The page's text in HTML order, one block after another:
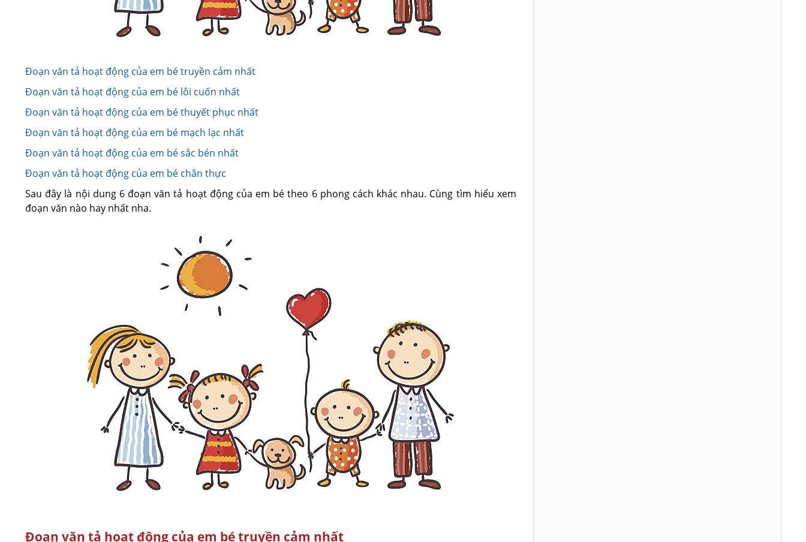
Đoạn văn tả hoạt động của em bé truyền cảm nhất
Đoạn văn tả hoạt động của em bé lôi cuốn nhất
Đoạn văn tả hoạt động của em bé thuyết phục nhất
Đoạn văn tả hoạt động của em bé mạch lạc nhất
Đoạn văn tả hoạt động của em bé sắc bén nhất
Đoạn văn tả hoạt động của em bé chân thực
Sau đây là nội dung 6 đoạn văn tả hoạt động của em bé theo 6 phong cách khác nhau. Cùng tìm hiểu xem
đoạn văn nào hay nhất nha.
Đoạn văn tả hoạt động của em bé truyền cảm nhất